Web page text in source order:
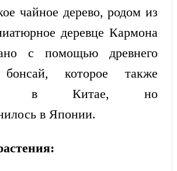
чайное дерево, родом из
деревце Кармона
с помощью древнего
бонсай, которое также
в Китае, но
в Японии.